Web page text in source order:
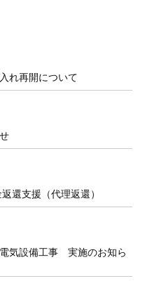
れ再開について
還支援（代理返還）
気設備工事 実施のお知ら